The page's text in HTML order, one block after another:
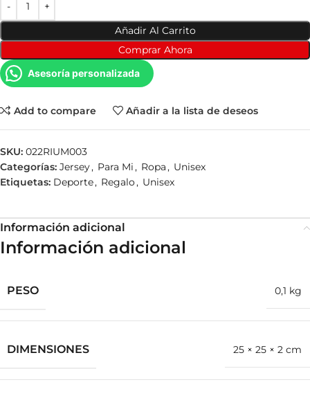
Añadir Al Carrito
Comprar Ahora
Asesoría personalizada
Add to compare Añadir a la lista de deseos
SKU: 022RIUM003
Categorías: Jersey, Para Mi, Ropa, Unisex
Etiquetas: Deporte, Regalo, Unisex
Información adicional
Información adicional
PESO 0,1 kg
DIMENSIONES 25 × 25 × 2 cm